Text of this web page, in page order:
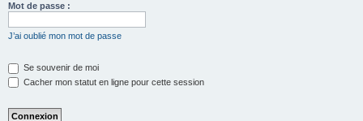
Mot de passe :
J’ai oublié mon mot de passe
Se souvenir de moi
Cacher mon statut en ligne pour cette session